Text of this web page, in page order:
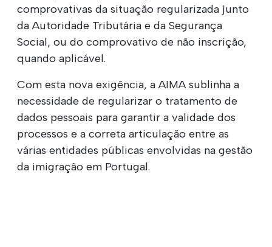
comprovativas da situação regularizada junto
da Autoridade Tributária e da Segurança
Social, ou do comprovativo de não inscrição,
quando aplicável.
Com esta nova exigência, a AIMA sublinha a
necessidade de regularizar o tratamento de
dados pessoais para garantir a validade dos
processos e a correta articulação entre as
várias entidades públicas envolvidas na gestão
da imigração em Portugal.